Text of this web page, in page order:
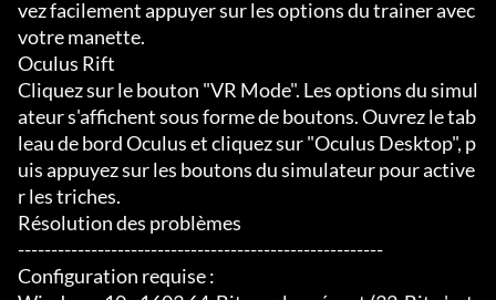
vez facilement appuyer sur les options du trainer avec
votre manette.
Oculus Rift
Cliquez sur le bouton "VR Mode". Les options du simul
ateur s'affichent sous forme de boutons. Ouvrez le tab
leau de bord Oculus et cliquez sur "Oculus Desktop", p
uis appuyez sur les boutons du simulateur pour active
r les triches.
Résolution des problèmes
-------------------------------------------------------
Configuration requise :